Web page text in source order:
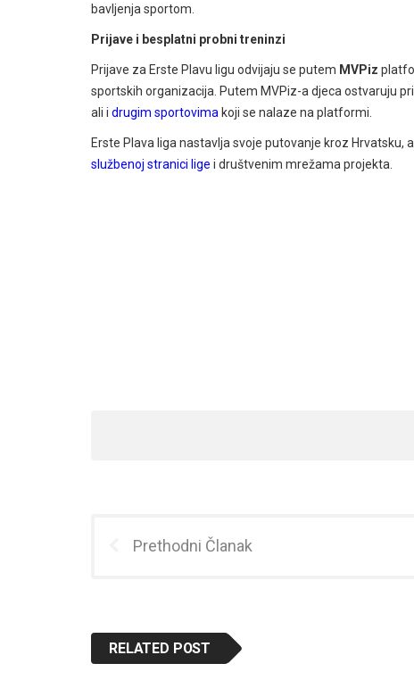
bavljenja sportom.
Prijave i besplatni probni treninzi
Prijave za Erste Plavu ligu odvijaju se putem MVPiz
sportskih organizacija. Putem MVPiz-a djeca ostvaruju
ali i drugim sportovima koji se nalaze na platformi.
Erste Plava liga nastavlja svoje putovanje kroz
službenoj stranici lige i društvenim mrežama projekta.
Prethodni Članak
RELATED POST